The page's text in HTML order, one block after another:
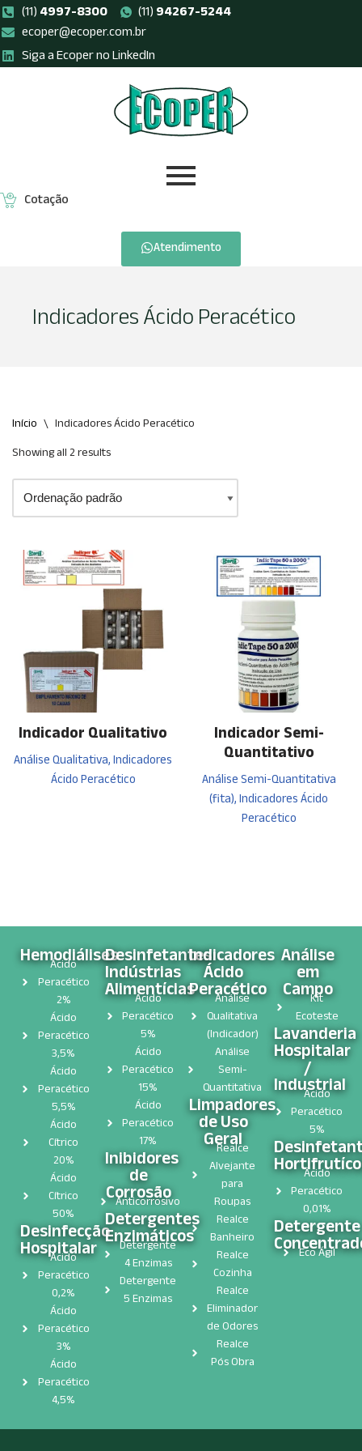
Pular
para
(11)4997-8300 (11)94267-5244
ecoper@ecoper.com.br
Siga a Ecoper no LinkedIn
Cotação
Atendimento
Indicadores Ácido Peracético
Início \ Indicadores Ácido Peracético
Showing all 2 results
Indicador Qualitativo
Análise Qualitativa, Indicadores
Ácido Peracético
Indicador Semi-
Quantitativo
Análise Semi-Quantitativa
(fita), Indicadores Ácido
Peracético
Hemodiálises
Ácido
Peracético
2%
Ácido
Peracético
3,5%
Ácido
Peracético
5,5%
Ácido
Cítrico
20%
Ácido
Cítrico
50%
Desinfecção
Hospitalar​
Ácido
Peracético
0,2%
Ácido
Peracético
3%
Ácido
Peracético
4,5%
Desinfetantes
Indústrias
Alimentícias
Ácido
Peracético
5%
Ácido
Peracético
15%
Ácido
Peracético
17%
Inibidores
de
Corrosão
Anticorrosivo
Detergentes
Enzimáticos
Detergente
4 Enzimas
Detergente
5 Enzimas
Indicadores
Ácido
Peracético
Análise
Qualitativa
(Indicador)
Análise
Semi-
Quantitativa
Limpadores
de Uso
Geral
Realce
Alvejante
para
Roupas
Realce
Banheiro
Realce
Cozinha
Realce
Eliminador
de Odores
Realce
Pós Obra
Análise
em
Campo
Kit
Ecoteste
Lavanderia
Hospitalar
/
Industrial
Ácido
Peracético
5%
Ácido
Peracético
0,01%
Detergente
Eco Ágil